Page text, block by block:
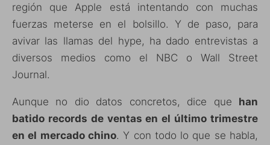
región que Apple está intentando con muchas
fuerzas meterse en el bolsillo. Y de paso, para
avivar las llamas del hype, ha dado entrevistas a
diversos medios como el NBC o Wall Street
Journal.
Aunque no dio datos concretos, dice que han
batido records de ventas en el último trimestre
en el mercado chino. Y con todo lo que se habla,